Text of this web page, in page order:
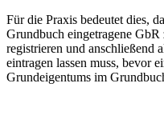
Für die Praxis bedeutet dies,
Grundbuch eingetragene GbR
registrieren und anschließend
eintragen lassen muss, bevor
Grundeigentums im